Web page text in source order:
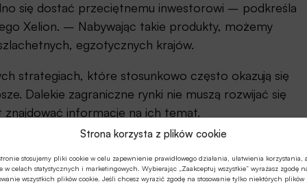
Strona korzysta z plików cookie
stosujemy pliki cookie w celu zapewnienie prawidłowego działania, ułatwienia korzystania, a
w celach statystycznych i marketingowych. Wybierając „Zaakceptuj wszystkie” wyrażasz zgodę
wszystkich plików cookie. Jeśli chcesz wyrazić zgodę na stosowanie tylko niektórych plików
depozytowe
polisy ubezpieczeniowe na życie
i dożycie
polisy z ubezpieczeniowym
funduszem kapitałowym
strukturyzowane fundusze
Źródło: Open Finance.
się dostać przeciętnemu inwestorowi – podkreśla
Xelion. – Nabywając takie produkty, możemy
egzotycznych krajów.
strategiach, które stosunkowo często okazują się
Dalekie zagraniczne rynki nie muszą rozwijać się
znajdować informacje na ich temat.